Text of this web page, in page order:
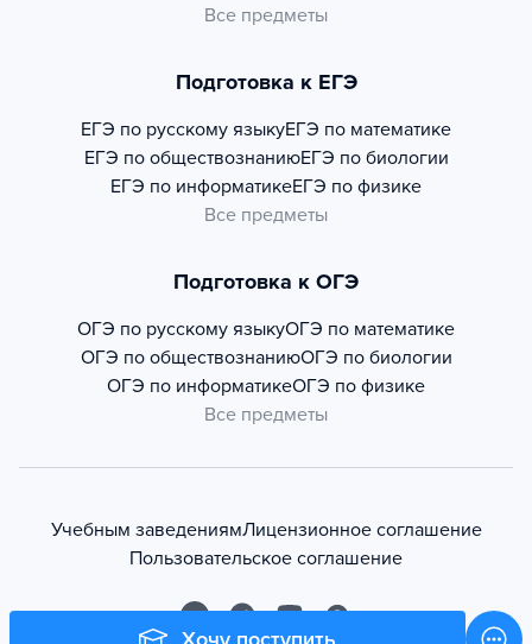
Все предметы
Подготовка к ЕГЭ
ЕГЭ по русскому языкуЕГЭ по математике
ЕГЭ по обществознаниюЕГЭ по биологии
ЕГЭ по информатикеЕГЭ по физике
Все предметы
Подготовка к ОГЭ
ОГЭ по русскому языкуОГЭ по математике
ОГЭ по обществознаниюОГЭ по биологии
ОГЭ по информатикеОГЭ по физике
Все предметы
Учебным заведениямЛицензионное соглашение
Пользовательское соглашение